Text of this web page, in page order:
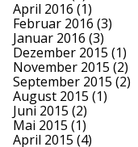
April 2016 (1)
Februar 2016 (3)
Januar 2016 (3)
Dezember 2015 (1)
November 2015 (2)
September 2015 (2)
August 2015 (1)
Juni 2015 (2)
Mai 2015 (1)
April 2015 (4)